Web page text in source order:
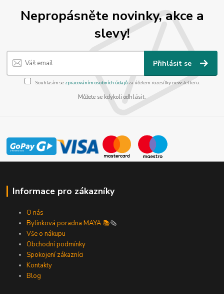
Nepropásněte novinky, akce a
slevy!
Přihlásit se
Souhlasím se zpracováním osobních údajůza účelem rozesílky newsletteru.
Můžete se kdykoli odhlásit.
Informace pro zákazníky
O nás
Bylinková poradna MAYA 📚🗞️
Vše o nákupu
Obchodní podmínky
Spokojení zákazníci
Kontakty
Blog